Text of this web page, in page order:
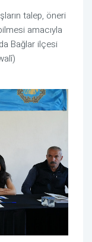
talep, öneri
amacıyla
Bağlar ilçesi